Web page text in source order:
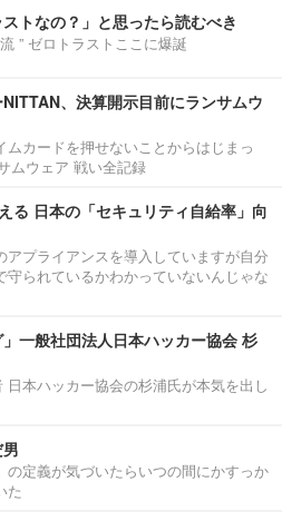
ストなの？」と思ったら読むべき
” ゼロトラストここに爆誕
、決算開示目前にランサムウ
ムカードを押せないことからはじまっ
ムウェア 戦い全記録
る 日本の「セキュリティ自給率」向
アプライアンスを導入していますが自分
守られているかわかっていないんじゃな
」一般社団法人日本ハッカー協会 杉
日本ハッカー協会の杉浦氏が本気を出し
の定義が気づいたらいつの間にかすっか
た